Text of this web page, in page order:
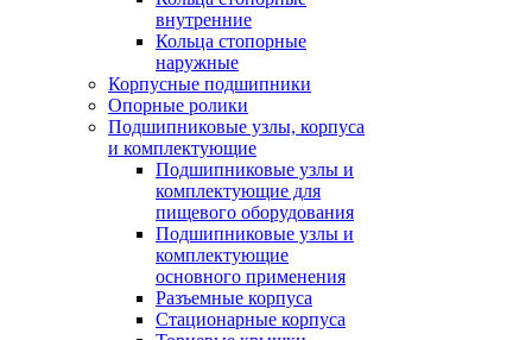
внутренние
Кольца стопорные
наружные
Корпусные подшипники
Опорные ролики
Подшипниковые узлы, корпуса
и комплектующие
Подшипниковые узлы и
комплектующие для
пищевого оборудования
Подшипниковые узлы и
комплектующие
основного применения
Разъемные корпуса
Стационарные корпуса